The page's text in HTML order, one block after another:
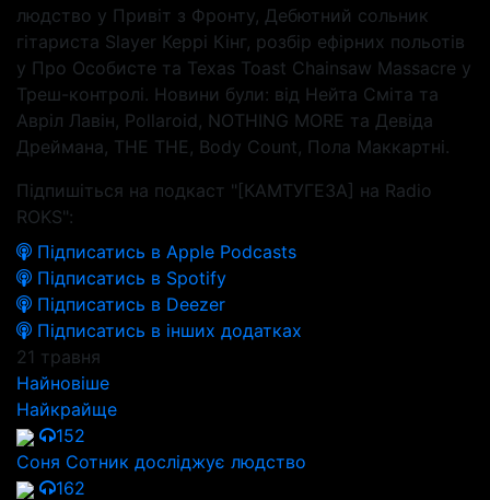
людство у Привіт з Фронту, Дебютний сольник
гітариста Slayer Керрі Кінг, розбір ефірних польотів
у Про Особисте та Texas Toast Chainsaw Massacre у
Треш-контролі. Новини були: від Нейта Сміта та
Авріл Лавін, Pollaroid, NOTHING MORE та Девіда
Дреймана, THE THE, Body Count, Пола Маккартні.
Підпишіться на подкаст "[КАМТУГЕЗА] на Radio
ROKS":
Підписатись в Apple Podcasts
Підписатись в Spotify
Підписатись в Deezer
Підписатись в інших додатках
21 травня
Найновіше
Найкрайще
152
Соня Сотник досліджує людство
162